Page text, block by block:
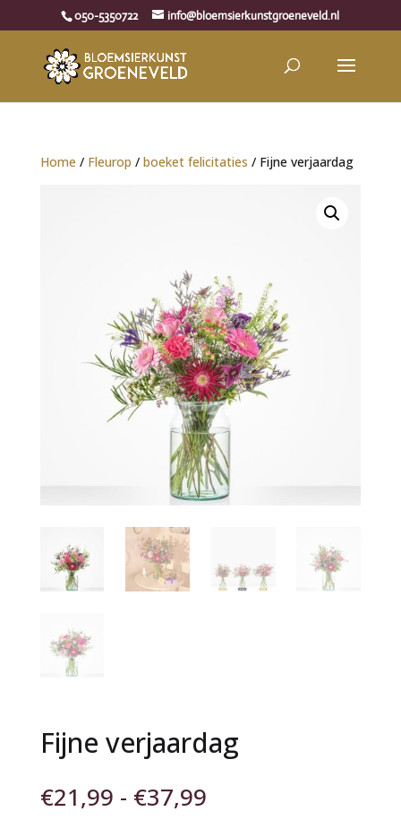
050-5350722 info@bloemsierkunstgroeneveld.nl
Home / Fleurop / boeket felicitaties / Fijne verjaardag
Fijne verjaardag
€21,99 - €37,99Prijsklasse: